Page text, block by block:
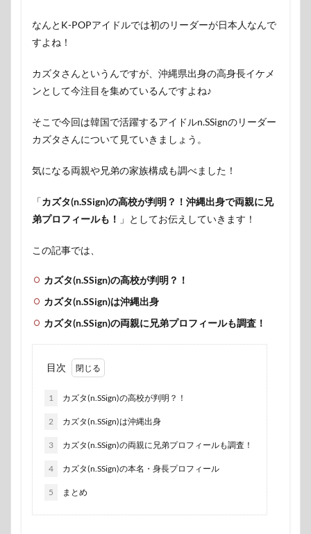
なんとK-POPアイドルでは初のリーダーが日本人なんで
すよね！
カズタさんというんですが、沖縄県出身の高身長イケメ
ンとして今注目を集めているんですよね♪
そこで今回は韓国で活躍するアイドルn.SSignのリーダー
カズタさんについて見ていきましょう。
気になる両親や兄弟の家族構成も調べました！
「カズタ(n.SSign)の高校が判明？！沖縄出身で両親に兄
弟プロフィールも！ 」としてお伝えしていきます！
この記事では、
カズタ(n.SSign)の高校が判明？！
カズタ(n.SSign)は沖縄出身
カズタ(n.SSign)の両親に兄弟プロフィールも調査！
目次
1 カズタ(n.SSign)の高校が判明？！
2 カズタ(n.SSign)は沖縄出身
3 カズタ(n.SSign)の両親に兄弟プロフィールも調査！
4 カズタ(n.SSign)の本名・身長プロフィール
5 まとめ